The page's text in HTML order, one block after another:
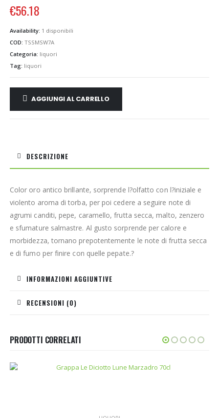
€56.18
Availability: 1 disponibili
COD: TSSMSW7A
Categoria: liquori
Tag: liquori
AGGIUNGI AL CARRELLO
DESCRIZIONE
Color oro antico brillante, sorprende l?olfatto con l?iniziale e
violento aroma di torba, per poi cedere a seguire note di
agrumi canditi, pepe, caramello, frutta secca, malto, zenzero
e sfumature salmastre. Al gusto sorprende per calore e
morbidezza, tornano prepotentemente le note di frutta secca
e di fumo per finire con quelle pepate.?
INFORMAZIONI AGGIUNTIVE
RECENSIONI (0)
PRODOTTI CORRELATI